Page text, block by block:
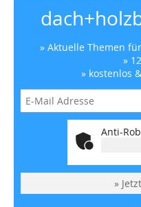
» Aktuelle Themen
»
» kostenlos
Anti-
»